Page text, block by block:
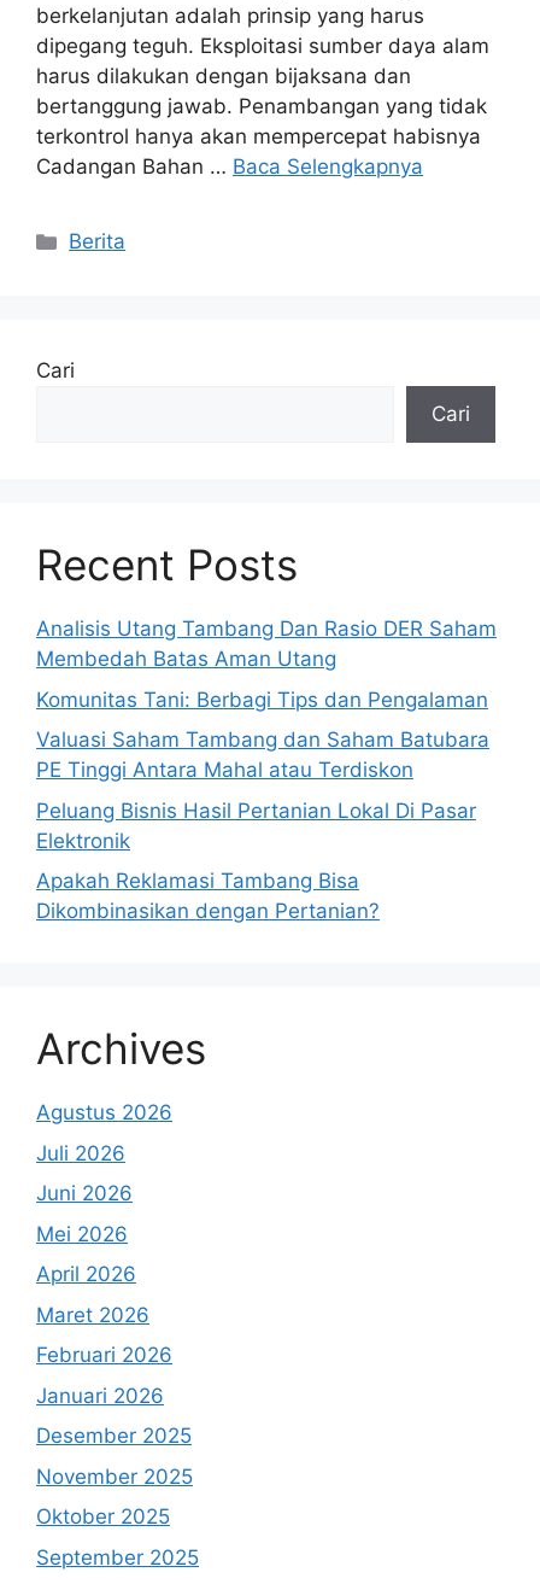
berkelanjutan adalah prinsip yang harus
dipegang teguh. Eksploitasi sumber daya alam
harus dilakukan dengan bijaksana dan
bertanggung jawab. Penambangan yang tidak
terkontrol hanya akan mempercepat habisnya
Cadangan Bahan … Baca Selengkapnya
Kategori
Berita
Cari
Cari
Recent Posts
Analisis Utang Tambang Dan Rasio DER Saham
Membedah Batas Aman Utang
Komunitas Tani: Berbagi Tips dan Pengalaman
Valuasi Saham Tambang dan Saham Batubara
PE Tinggi Antara Mahal atau Terdiskon
Peluang Bisnis Hasil Pertanian Lokal Di Pasar
Elektronik
Apakah Reklamasi Tambang Bisa
Dikombinasikan dengan Pertanian?
Archives
Agustus 2026
Juli 2026
Juni 2026
Mei 2026
April 2026
Maret 2026
Februari 2026
Januari 2026
Desember 2025
November 2025
Oktober 2025
September 2025